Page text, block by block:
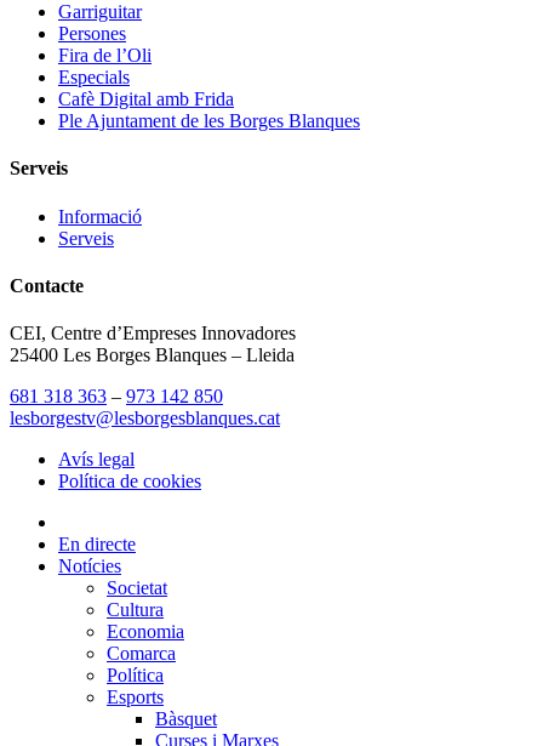
Garriguitar
Persones
Fira de l’Oli
Especials
Cafè Digital amb Frida
Ple Ajuntament de les Borges Blanques
Serveis
Informació
Serveis
Contacte
CEI, Centre d’Empreses Innovadores
25400 Les Borges Blanques – Lleida
681 318 363 – 973 142 850
lesborgestv@lesborgesblanques.cat
Avís legal
Política de cookies
En directe
Notícies
Societat
Cultura
Economia
Comarca
Política
Esports
Bàsquet
Curses i Marxes